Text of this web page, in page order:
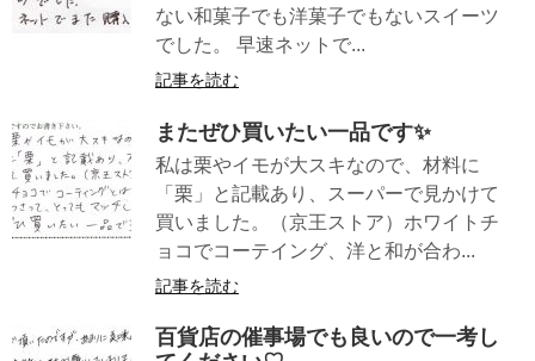
ない和菓子でも洋菓子でもないスイーツ
でした。 早速ネットで...
記事を読む
またぜひ買いたい一品です✨
私は栗やイモが大スキなので、材料に
「栗」と記載あり、スーパーで見かけて
買いました。（京王ストア）ホワイトチ
ョコでコーテイング、洋と和が合わ...
記事を読む
百貨店の催事場でも良いので一考し